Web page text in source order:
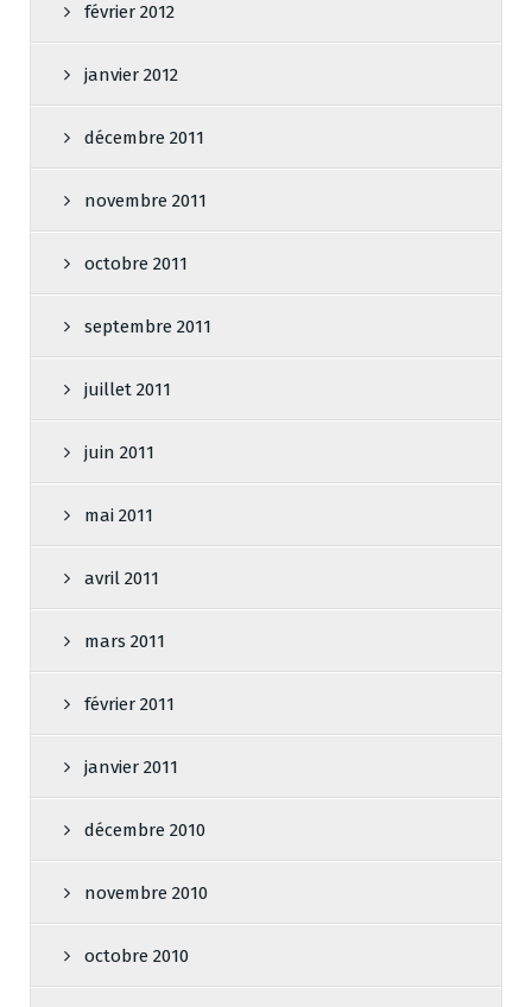
février 2012
janvier 2012
décembre 2011
novembre 2011
octobre 2011
septembre 2011
juillet 2011
juin 2011
mai 2011
avril 2011
mars 2011
février 2011
janvier 2011
décembre 2010
novembre 2010
octobre 2010